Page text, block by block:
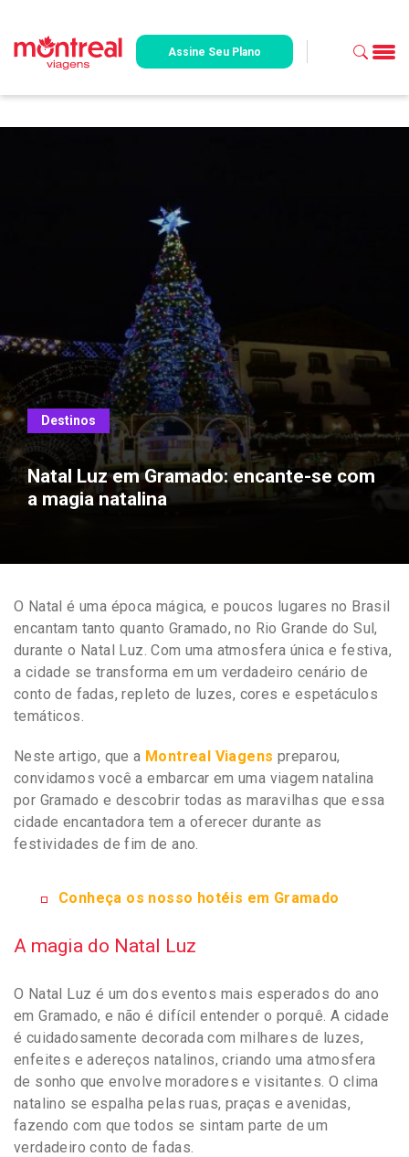
Assine Seu Plano
Destinos
Natal Luz em Gramado: encante-se com
a magia natalina
O Natal é uma época mágica, e poucos lugares no Brasil
encantam tanto quanto Gramado, no Rio Grande do Sul,
durante o Natal Luz. Com uma atmosfera única e festiva,
a cidade se transforma em um verdadeiro cenário de
conto de fadas, repleto de luzes, cores e espetáculos
temáticos.
Neste artigo, que a Montreal Viagens preparou,
convidamos você a embarcar em uma viagem natalina
por Gramado e descobrir todas as maravilhas que essa
cidade encantadora tem a oferecer durante as
festividades de fim de ano.
Conheça os nosso hotéis em Gramado
A magia do Natal Luz
O Natal Luz é um dos eventos mais esperados do ano
em Gramado, e não é difícil entender o porquê. A cidade
é cuidadosamente decorada com milhares de luzes,
enfeites e adereços natalinos, criando uma atmosfera
de sonho que envolve moradores e visitantes. O clima
natalino se espalha pelas ruas, praças e avenidas,
fazendo com que todos se sintam parte de um
verdadeiro conto de fadas.